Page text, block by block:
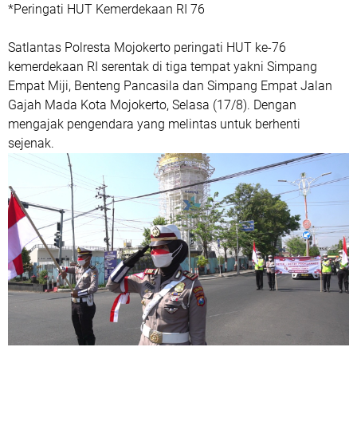
*Peringati HUT Kemerdekaan RI 76
Satlantas Polresta Mojokerto peringati HUT ke-76
kemerdekaan RI serentak di tiga tempat yakni Simpang
Empat Miji, Benteng Pancasila dan Simpang Empat Jalan
Gajah Mada Kota Mojokerto, Selasa (17/8). Dengan
mengajak pengendara yang melintas untuk berhenti
sejenak.